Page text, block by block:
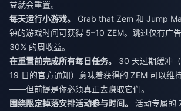
益就会重置。
每天运行小游戏。
Grab that Zem 和 Jump
钟的游戏时间可获得 5–10 ZEM。跳过仅有广
30% 的周收益。
在重置前完成所有每日任务。
30 天过期缓冲
19 日的官方通知）意味着获得的 ZEM 可以维
——但前提是你必须真正去赚取它们。
围绕限定掉落安排活动参与时间。
活动专属的